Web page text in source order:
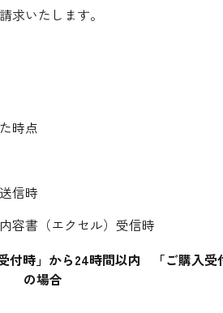
求いたします。
時点
信時
書（エクセル）受信時
付時」から24時間以内
の場合
「ご購入